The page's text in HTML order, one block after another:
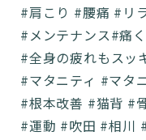
#肩こり #腰痛 #リ
#メンテナンス#痛
#全身の疲れもスッ
#マタニティ #マタ
#根本改善 #猫背 #
#運動 #吹田 #相川